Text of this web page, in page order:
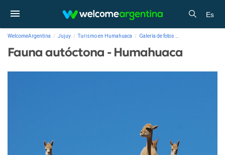
Es
WelcomeArgentina Jujuy Turismo en Humahuaca Galería de fotos
Fauna autóctona - Humahuaca